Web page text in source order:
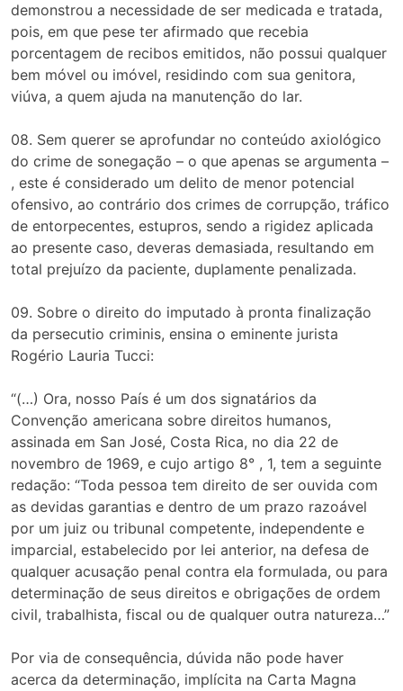
demonstrou a necessidade de ser medicada e tratada,
pois, em que pese ter afirmado que recebia
porcentagem de recibos emitidos, não possui qualquer
bem móvel ou imóvel, residindo com sua genitora,
viúva, a quem ajuda na manutenção do lar.
08. Sem querer se aprofundar no conteúdo axiológico
do crime de sonegação – o que apenas se argumenta –
, este é considerado um delito de menor potencial
ofensivo, ao contrário dos crimes de corrupção, tráfico
de entorpecentes, estupros, sendo a rigidez aplicada
ao presente caso, deveras demasiada, resultando em
total prejuízo da paciente, duplamente penalizada.
09. Sobre o direito do imputado à pronta finalização
da persecutio criminis, ensina o eminente jurista
Rogério Lauria Tucci:
“(…) Ora, nosso País é um dos signatários da
Convenção americana sobre direitos humanos,
assinada em San José, Costa Rica, no dia 22 de
novembro de 1969, e cujo artigo 8° , 1, tem a seguinte
redação: “Toda pessoa tem direito de ser ouvida com
as devidas garantias e dentro de um prazo razoável
por um juiz ou tribunal competente, independente e
imparcial, estabelecido por lei anterior, na defesa de
qualquer acusação penal contra ela formulada, ou para
determinação de seus direitos e obrigações de ordem
civil, trabalhista, fiscal ou de qualquer outra natureza…”
Por via de consequência, dúvida não pode haver
acerca da determinação, implícita na Carta Magna